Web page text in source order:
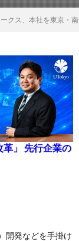
クス、本社を東京・
」 先行企業の
開発などを手掛け